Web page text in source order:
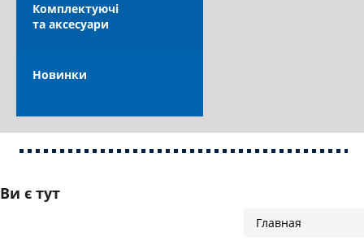
ОПЛАТА ТА ДОСТАВКА
Комплектуючі
та аксесуари
Новинки
Ви є тут
Главная